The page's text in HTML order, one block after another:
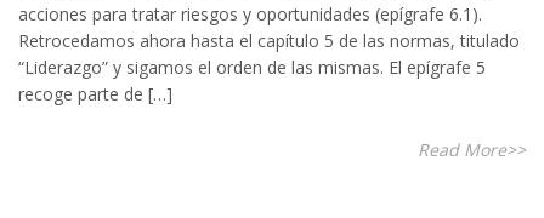
acciones para tratar riesgos y oportunidades (epígrafe 6.1).
Retrocedamos ahora hasta el capítulo 5 de las normas, titulado
“Liderazgo” y sigamos el orden de las mismas. El epígrafe 5
recoge parte de […]
Read More>>